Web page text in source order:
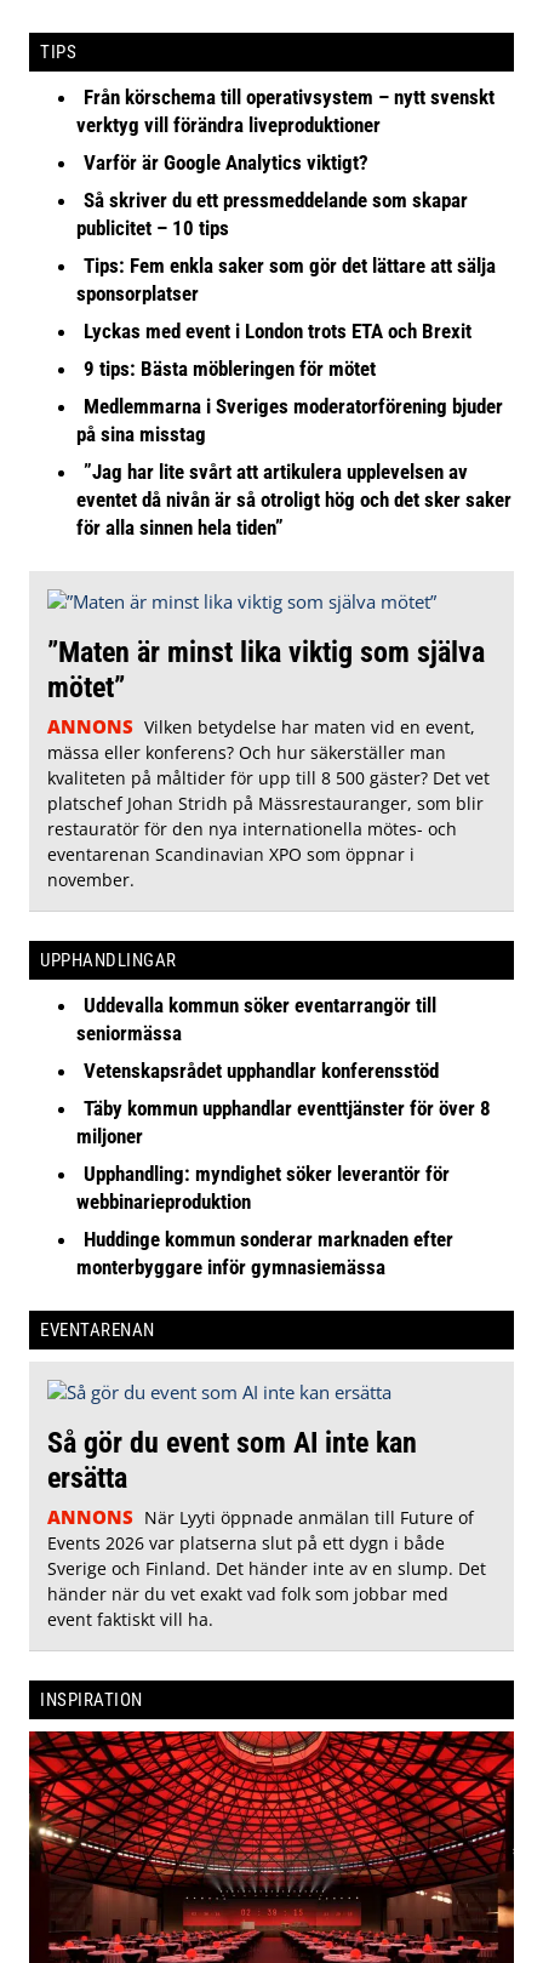
TIPS
Från körschema till operativsystem – nytt svenskt
verktyg vill förändra liveproduktioner
Varför är Google Analytics viktigt?
Så skriver du ett pressmeddelande som skapar
publicitet – 10 tips
Tips: Fem enkla saker som gör det lättare att sälja
sponsorplatser
Lyckas med event i London trots ETA och Brexit
9 tips: Bästa möbleringen för mötet
Medlemmarna i Sveriges moderatorförening bjuder
på sina misstag
”Jag har lite svårt att artikulera upplevelsen av
eventet då nivån är så otroligt hög och det sker saker
för alla sinnen hela tiden”
”Maten är minst lika viktig som själva
mötet”
ANNONS Vilken betydelse har maten vid en event,
mässa eller konferens? Och hur säkerställer man
kvaliteten på måltider för upp till 8 500 gäster? Det vet
platschef Johan Stridh på Mässrestauranger, som blir
restauratör för den nya internationella mötes- och
eventarenan Scandinavian XPO som öppnar i
november.
UPPHANDLINGAR
Uddevalla kommun söker eventarrangör till
seniormässa
Vetenskapsrådet upphandlar konferensstöd
Täby kommun upphandlar eventtjänster för över 8
miljoner
Upphandling: myndighet söker leverantör för
webbinarieproduktion
Huddinge kommun sonderar marknaden efter
monterbyggare inför gymnasiemässa
EVENTARENAN
Så gör du event som AI inte kan
ersätta
ANNONS När Lyyti öppnade anmälan till Future of
Events 2026 var platserna slut på ett dygn i både
Sverige och Finland. Det händer inte av en slump. Det
händer när du vet exakt vad folk som jobbar med
event faktiskt vill ha.
INSPIRATION